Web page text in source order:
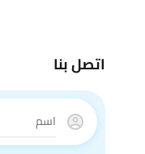
اتصل بنا